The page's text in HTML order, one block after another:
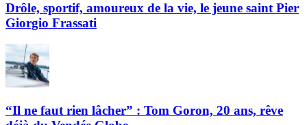
Drôle, sportif, amoureux de la vie, le jeune saint Pier
Giorgio Frassati
“Il ne faut rien lâcher” : Tom Goron, 20 ans, rêve